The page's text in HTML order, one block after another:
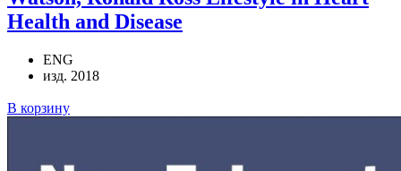
Health and Disease
ENG
изд. 2018
В корзину